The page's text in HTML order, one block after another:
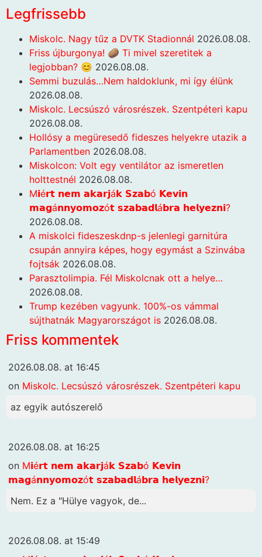
Legfrissebb
Miskolc. Nagy tűz a DVTK Stadionnál 2026.08.08.
Friss újburgonya! 🥔 Ti mivel szeretitek a
legjobban? 😊 2026.08.08.
Semmi buzulás…Nem haldoklunk, mi így élünk
2026.08.08.
Miskolc. Lecsúszó városrészek. Szentpéteri kapu
2026.08.08.
Hollósy a megüresedő fideszes helyekre utazik a
Parlamentben 2026.08.08.
Miskolcon: Volt egy ventilátor az ismeretlen
holttestnél 2026.08.08.
M𝗶é𝗿𝘁 𝗻𝗲𝗺 𝗮𝗸𝗮𝗿𝗷á𝗸 𝗦𝘇𝗮𝗯ó 𝗞𝗲𝘃𝗶𝗻
𝗺𝗮𝗴á𝗻𝗻𝘆𝗼𝗺𝗼𝘇ó𝘁 𝘀𝘇𝗮𝗯𝗮𝗱𝗹á𝗯𝗿𝗮 𝗵𝗲𝗹𝘆𝗲𝘇𝗻𝗶?
2026.08.08.
A miskolci fideszeskdnp-s jelenlegi garnitúra
csupán annyira képes, hogy egymást a Szinvába
fojtsák 2026.08.08.
Parasztolimpia. Fél Miskolcnak ott a helye…
2026.08.08.
Trump kezében vagyunk. 100%-os vámmal
sújthatnák Magyarországot is 2026.08.08.
Friss kommentek
2026.08.08. at 16:45
on Miskolc. Lecsúszó városrészek. Szentpéteri kapu
az egyik autószerelő
2026.08.08. at 16:25
on M𝗶é𝗿𝘁 𝗻𝗲𝗺 𝗮𝗸𝗮𝗿𝗷á𝗸 𝗦𝘇𝗮𝗯ó 𝗞𝗲𝘃𝗶𝗻
𝗺𝗮𝗴á𝗻𝗻𝘆𝗼𝗺𝗼𝘇ó𝘁 𝘀𝘇𝗮𝗯𝗮𝗱𝗹á𝗯𝗿𝗮 𝗵𝗲𝗹𝘆𝗲𝘇𝗻𝗶?
Nem. Ez a "Hülye vagyok, de...
2026.08.08. at 15:49